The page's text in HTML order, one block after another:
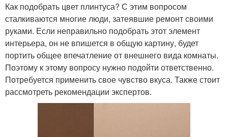
Как подобрать цвет плинтуса? С этим вопросом
сталкиваются многие люди, затеявшие ремонт своими
руками. Если неправильно подобрать этот элемент
интерьера, он не впишется в общую картину, будет
портить общее впечатление от внешнего вида комнаты.
Поэтому к этому вопросу нужно подойти ответственно.
Потребуется применить свое чувство вкуса. Также стоит
рассмотреть рекомендации экспертов.